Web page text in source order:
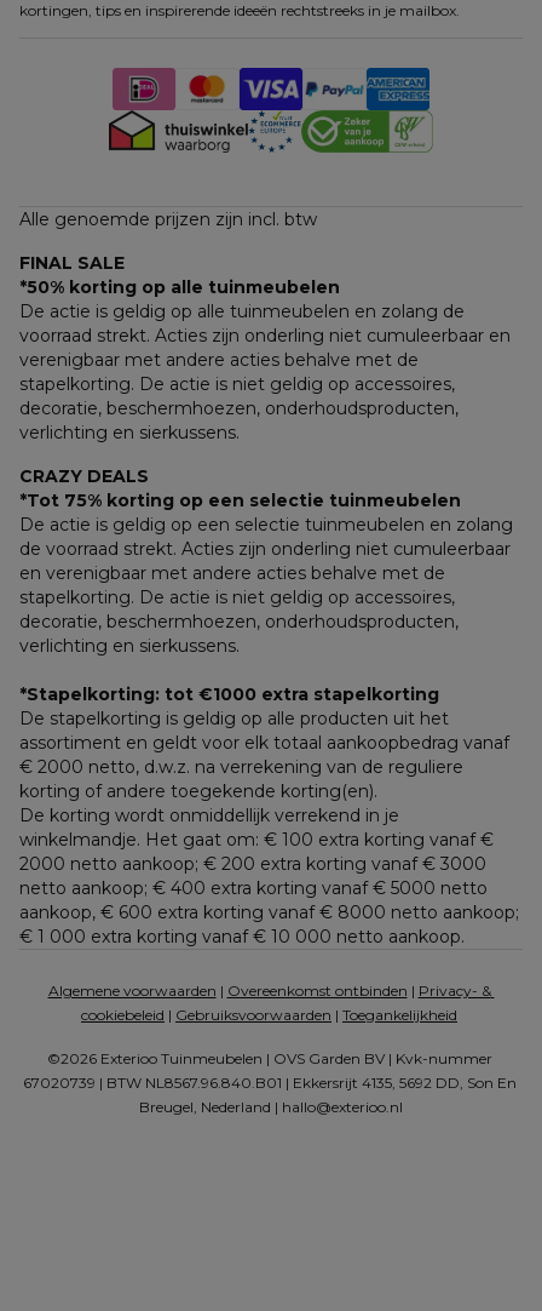
kortingen, tips en inspirerende ideeën rechtstreeks in je mailbox.
Alle genoemde prijzen zijn incl. btw
FINAL SALE
*50% korting op alle tuinmeubelen
De actie is geldig op alle tuinmeubelen en zolang de
voorraad strekt. Acties zijn onderling niet cumuleerbaar en
verenigbaar met andere acties behalve met de
stapelkorting. De actie is niet geldig op accessoires,
decoratie, beschermhoezen, onderhoudsproducten,
verlichting en sierkussens.
CRAZY DEALS
*Tot 75% korting op een selectie tuinmeubelen
De actie is geldig op een selectie tuinmeubelen en zolang
de voorraad strekt. Acties zijn onderling niet cumuleerbaar
en verenigbaar met andere acties behalve met de
stapelkorting. De actie is niet geldig op accessoires,
decoratie, beschermhoezen, onderhoudsproducten,
verlichting en sierkussens.
*Stapelkorting: tot €1000 extra stapelkorting
De stapelkorting is geldig op alle producten uit het
assortiment en geldt voor elk totaal aankoopbedrag vanaf
€ 2000 netto, d.w.z. na verrekening van de reguliere
korting of andere toegekende korting(en).
De korting wordt onmiddellijk verrekend in je
winkelmandje. Het gaat om: € 100 extra korting vanaf €
2000 netto aankoop; € 200 extra korting vanaf € 3000
netto aankoop; € 400 extra korting vanaf € 5000 netto
€ 1 000 extra korting vanaf € 10 000 netto aankoop.
Algemene voorwaarden | Overeenkomst ontbinden | Privacy- &
cookiebeleid | Gebruiksvoorwaarden | Toegankelijkheid
©2026 Exterioo Tuinmeubelen | OVS Garden BV | Kvk-nummer
67020739 | BTW NL8567.96.840.B01 | Ekkersrijt 4135, 5692 DD, Son En
Breugel, Nederland | hallo@exterioo.nl